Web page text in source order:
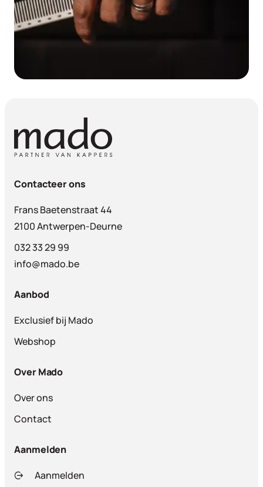
Contacteer ons
Frans Baetenstraat 44
2100 Antwerpen-Deurne
032 33 29 99
info@mado.be
Aanbod
Exclusief bij Mado
Webshop
Over Mado
Over ons
Contact
Aanmelden
Aanmelden